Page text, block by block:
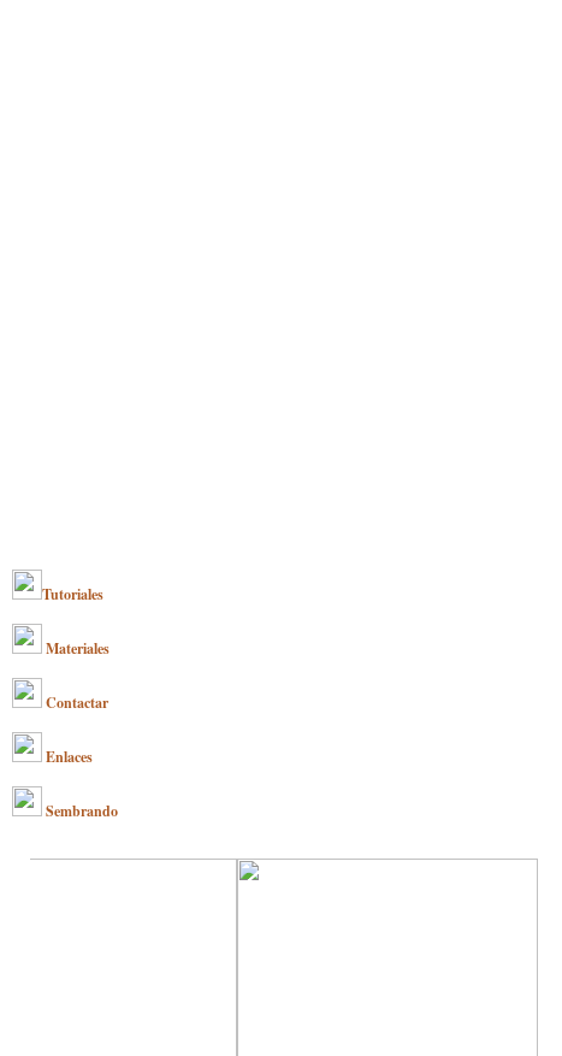
Tutoriales
Materiales
Contactar
Enlaces
Sembrando